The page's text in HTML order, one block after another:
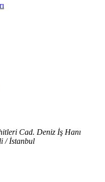
Cad. Deniz İş Hanı
/ İstanbul